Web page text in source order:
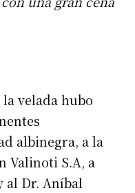
velada hubo
albinegra, a la
Valinoti S.A, a
al Dr. Aníbal